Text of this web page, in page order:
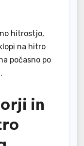
hitrostjo,
na hitro
počasno po
in